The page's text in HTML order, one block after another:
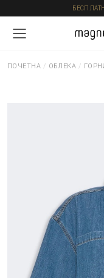
ПОЧЕТНА / ОБЛЕКА /